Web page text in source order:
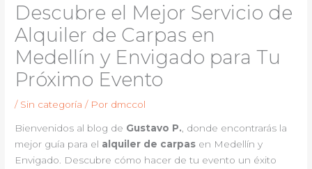
Descubre el Mejor Servicio de
Alquiler de Carpas en
Medellín y Envigado para Tu
Próximo Evento
/ Sin categoría / Por dmccol
Bienvenidos al blog de Gustavo P., donde encontrarás la
mejor guía para el alquiler de carpas en Medellín y
Envigado. Descubre cómo hacer de tu evento un éxito